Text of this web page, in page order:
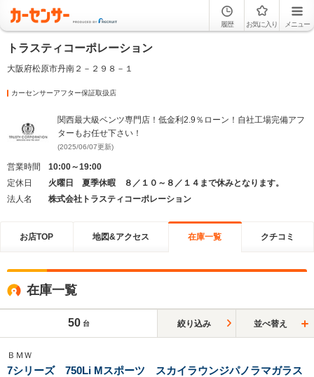
履歴 お気に入り メニュー
トラスティコーポレーション
大阪府松原市丹南２－２９８－１
カーセンサーアフター保証取扱店
関西最大級ベンツ専門店！低金利2.9％ローン！自社工場完備アフ
ターもお任せ下さい！
(2025/06/07更新)
営業時間
10:00～19:00
定休日
火曜日 夏季休暇 ８／１０～８／１４まで休みとなります。
法人名
株式会社トラスティコーポレーション
お店TOP 地図&アクセス 在庫一覧 クチコミ
在庫一覧
50 台 絞り込み 並べ替え
ＢＭＷ
7シリーズ 750Li Mスポーツ スカイラウンジパノラマガラス